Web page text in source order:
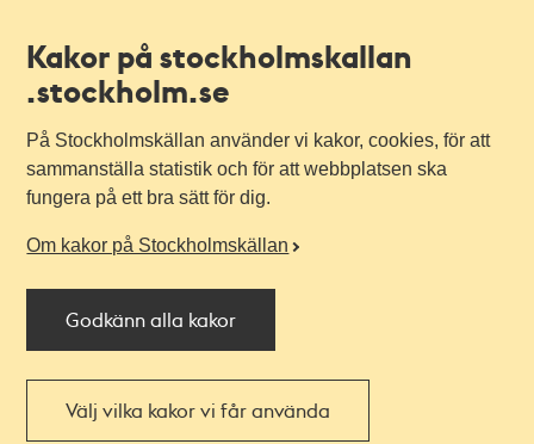
Kakor på stockholmskallan
.stockholm.se
På Stockholmskällan använder vi kakor, cookies, för att
sammanställa statistik och för att webbplatsen ska
fungera på ett bra sätt för dig.
Om kakor på Stockholmskällan
Godkänn alla kakor
Välj vilka kakor vi får använda